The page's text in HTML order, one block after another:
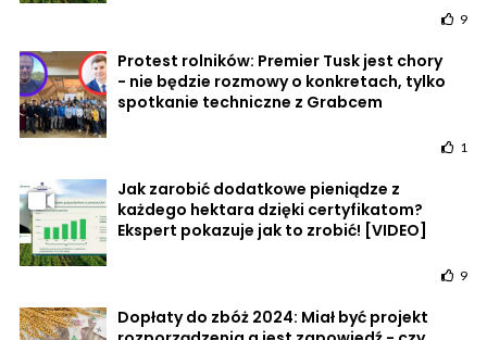
9
Protest rolników: Premier Tusk jest chory
- nie będzie rozmowy o konkretach, tylko
spotkanie techniczne z Grabcem
1
Jak zarobić dodatkowe pieniądze z
każdego hektara dzięki certyfikatom?
Ekspert pokazuje jak to zrobić! [VIDEO]
9
Dopłaty do zbóż 2024: Miał być projekt